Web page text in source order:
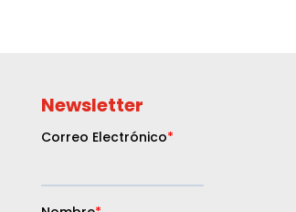
Newsletter